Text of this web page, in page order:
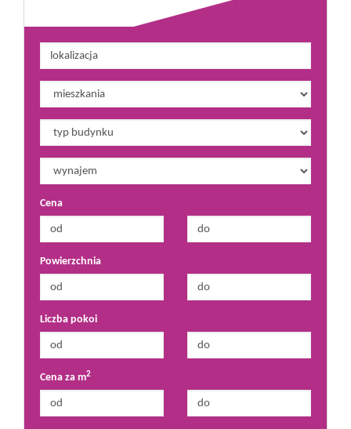
Cena
Powierzchnia
Liczba pokoi
Cena za m2